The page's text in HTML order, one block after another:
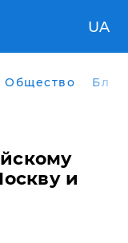
UA
Общество
и